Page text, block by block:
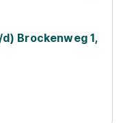
Brockenweg 1,